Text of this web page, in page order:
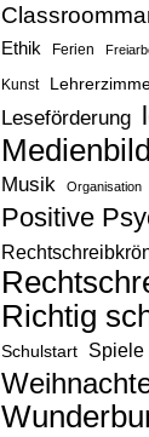
Ethik
Ferien
Kunst
Leseförderung
Musik Organisation
Positive
Richtig
Schulstart Spiele